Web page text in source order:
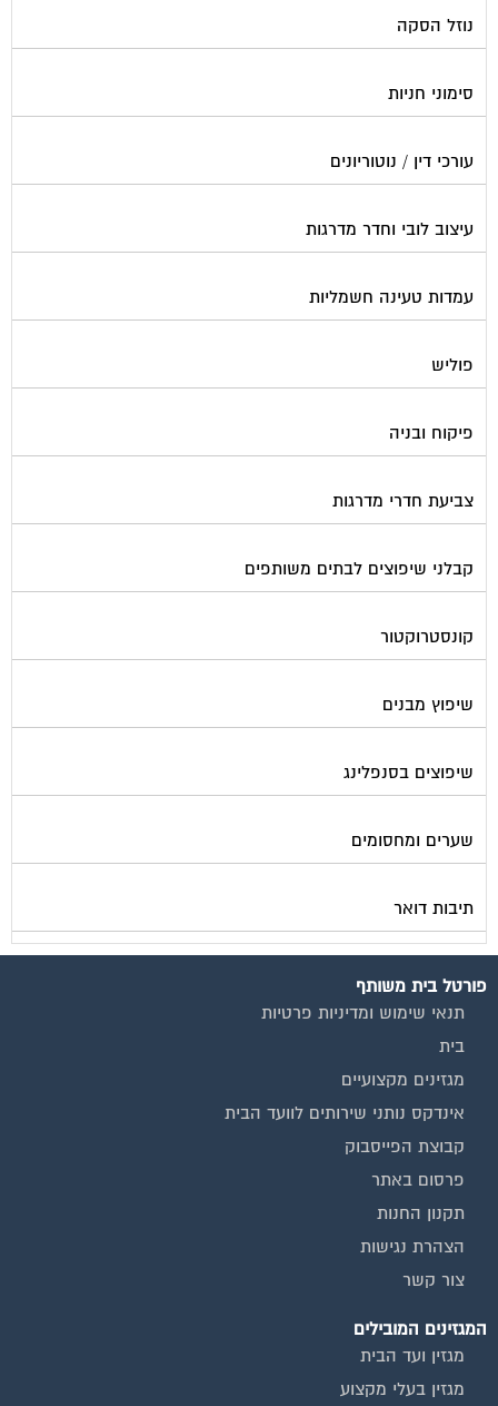
נוזל הסקה
סימוני חניות
עורכי דין / נוטוריונים
עיצוב לובי וחדר מדרגות
עמדות טעינה חשמליות
פוליש
פיקוח ובניה
צביעת חדרי מדרגות
קבלני שיפוצים לבתים משותפים
קונסטרוקטור
שיפוץ מבנים
שיפוצים בסנפלינג
שערים ומחסומים
תיבות דואר
פורטל בית משותף
תנאי שימוש ומדיניות פרטיות
בית
מגזינים מקצועיים
אינדקס נותני שירותים לוועד הבית
קבוצת הפייסבוק
פרסום באתר
תקנון החנות
הצהרת נגישות
צור קשר
המגזינים המובילים
מגזין ועד הבית
מגזין בעלי מקצוע